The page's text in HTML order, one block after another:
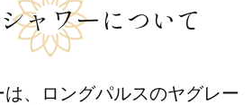
ャワーについて
は、ロングパルスのヤグレー